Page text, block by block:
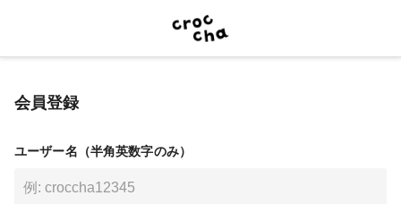
会員登録
ユーザー名（半角英数字のみ）